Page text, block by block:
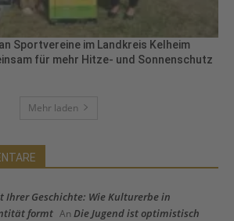
Sportvereine im Landkreis Kelheim
für mehr Hitze- und Sonnenschutz
Mehr laden
Ihrer Geschichte: Wie Kulturerbe in
formt An Die Jugend ist optimistisch